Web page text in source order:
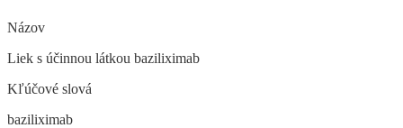
Názov
Liek s účinnou látkou baziliximab
Kľúčové slová
baziliximab